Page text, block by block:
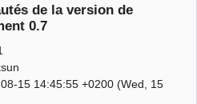
de la version de
0.7
15 14:45:55 +0200 (Wed, 15